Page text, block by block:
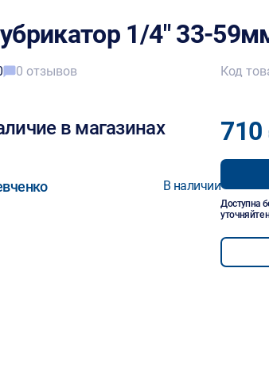
1/4" 33-
0 отзывов
в магазинах
В наличии
Код
Доступна
уточняйте